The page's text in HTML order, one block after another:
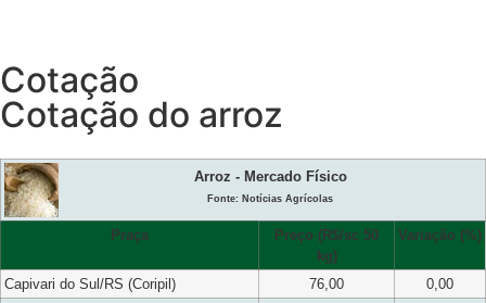
Cotação
Cotação do arroz
Arroz - Mercado Físico
Fonte: Notícias Agrícolas
Praça
Preço (R$/sc 50
kg)
Variação (%)
Capivari do Sul/RS (Coripil) 76,00
0,00